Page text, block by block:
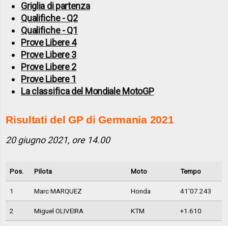
Griglia di partenza
Qualifiche - Q2
Qualifiche - Q1
Prove Libere 4
Prove Libere 3
Prove Libere 2
Prove Libere 1
La classifica del Mondiale MotoGP
Risultati del GP di Germania 2021
20 giugno 2021, ore 14.00
Pos. Pilota Moto Tempo
1 Marc MARQUEZ Honda 41'07.243
2 Miguel OLIVEIRA KTM +1.610